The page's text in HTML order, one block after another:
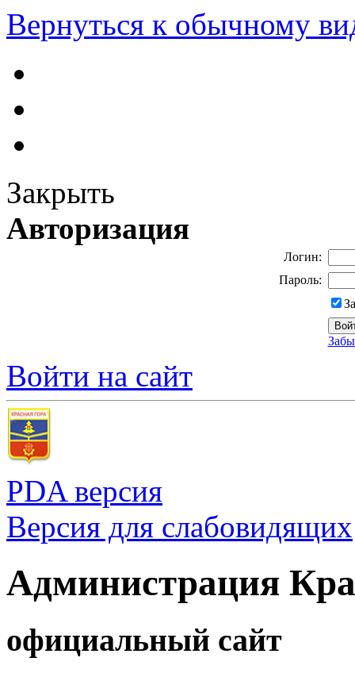
Вернуться к обычному
Закрыть
Авторизация
Логин:
Пароль:
Войти на сайт
PDA версия
Версия для слабовидящих
Администрация
официальный сайт